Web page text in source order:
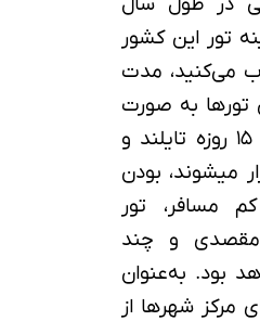
تور این کشور
می‌کنید، مدت
تورها به صورت
تور ۷ روزه تایلند یا تور ۱۵ روزه تایلند و
یا تور ۲۱ روزه تایلند برگزار می‎شوند، بودن
مسافر، تور
مقصدی و چند
بود. به‌عنوان
مرکز شهرها از